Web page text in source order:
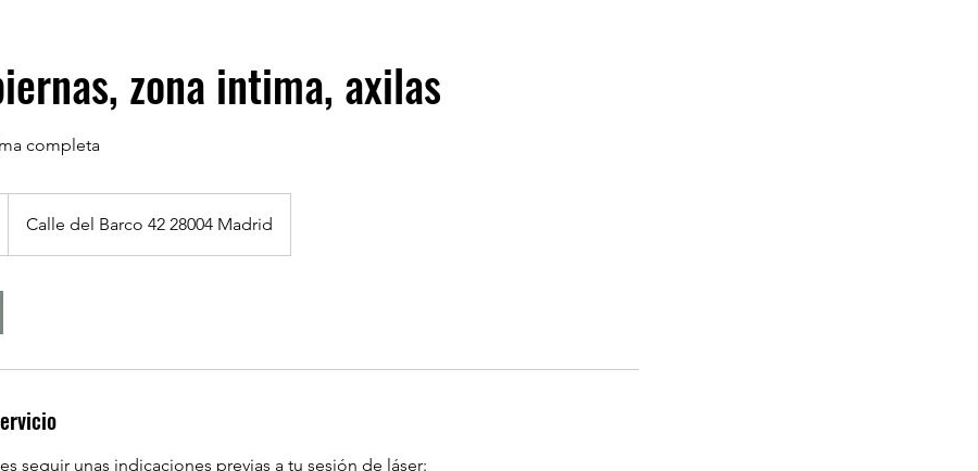
zona intima, axilas
completa
Calle del Barco 42 28004 Madrid
seguir unas indicaciones previas a tu sesión de láser: